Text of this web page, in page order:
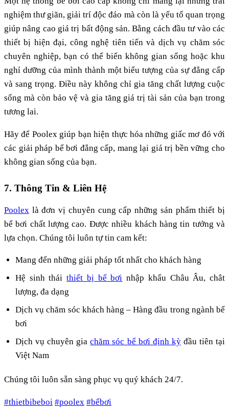
nghiệm thư giãn, giải trí độc đáo mà còn là yếu tố quan trọng
giúp nâng cao giá trị bất động sản. Bằng cách đầu tư vào các
thiết bị hiện đại, công nghệ tiên tiến và dịch vụ chăm sóc
chuyên nghiệp, bạn có thể biến không gian sống hoặc khu
nghỉ dưỡng của mình thành một biểu tượng của sự đẳng cấp
và sang trọng. Điều này không chỉ gia tăng chất lượng cuộc
sống mà còn bảo vệ và gia tăng giá trị tài sản của bạn trong
tương lai.
Hãy để Poolex giúp bạn hiện thực hóa những giấc mơ đó với
các giải pháp bể bơi đẳng cấp, mang lại giá trị bền vững cho
không gian sống của bạn.
7. Thông Tin & Liên Hệ
Poolex là đơn vị chuyên cung cấp những sản phẩm thiết bị
bể bơi chất lượng cao. Được nhiều khách hàng tin tưởng và
lựa chọn. Chúng tôi luôn tự tin cam kết:
Mang đến những giải pháp tốt nhất cho khách hàng
Hệ sinh tháithiết bị bể bơi nhập khẩu Châu Âu, chât
lượng, đa dạng
Dịch vụ chăm sóc khách hàng – Hàng đầu trong ngành bể
bơi
Dịch vụ chuyên giachăm sóc bể bơi định kỳđầu tiên tại
Việt Nam
Chúng tôi luôn sẵn sàng phục vụ quý khách 24/7.
#thietbibeboi #poolex #bểbơi